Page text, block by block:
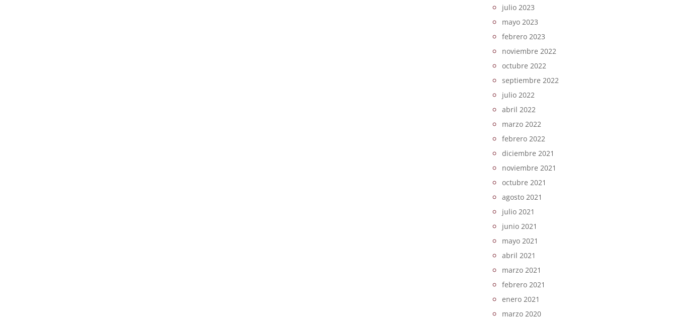
julio 2023
mayo 2023
febrero 2023
noviembre 2022
octubre 2022
septiembre 2022
julio 2022
abril 2022
marzo 2022
febrero 2022
diciembre 2021
noviembre 2021
octubre 2021
agosto 2021
julio 2021
junio 2021
mayo 2021
abril 2021
marzo 2021
febrero 2021
enero 2021
marzo 2020